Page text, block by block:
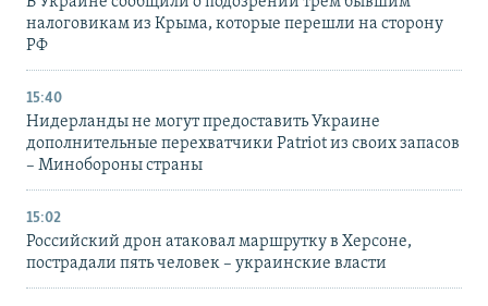
налоговикам из Крыма, которые перешли на сторону
РФ
15:40
Нидерланды не могут предоставить Украине
дополнительные перехватчики Patriot из своих запасов
– Минобороны страны
15:02
Российский дрон атаковал маршрутку в Херсоне,
пострадали пять человек – украинские власти